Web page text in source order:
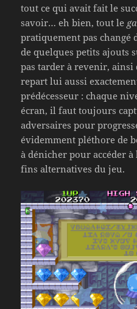
tout ce qui avait fait le
savoir… eh bien, tout le
pratiquement pas changé
de quelques petits ajouts
pas tarder à revenir, ainsi
repart lui aussi
prédécesseur : chaque
écran, il faut toujours
adversaires pour
évidemment pléthore de
à dénicher pour accéder à
fins alternatives du jeu.